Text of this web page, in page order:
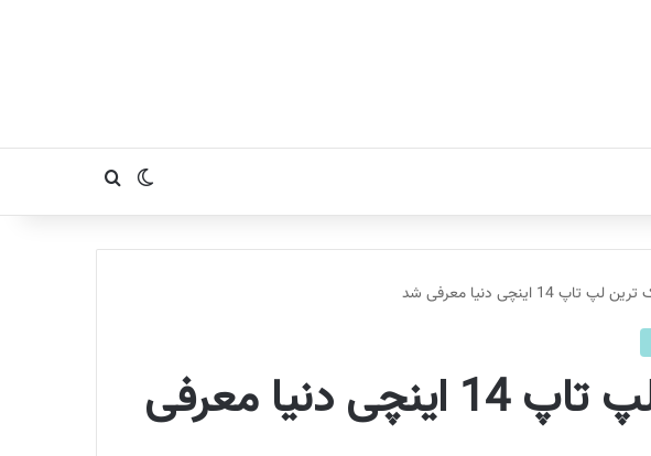
تغییر پوستهجستجو برای
لپ تاپ ایسوس پرو بی 9 ، سبک ترین لپ تاپ 14 اینچی دنیا معرفی